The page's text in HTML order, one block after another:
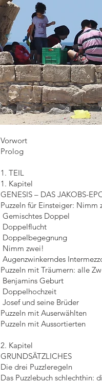
Vorwort
Prolog
1. TEIL
1. Kapitel
GENESIS – DAS JAKOBS-
Puzzeln für Einsteiger: Nimm
Gemischtes Doppel
Doppelflucht
Doppelbegegnung
Nimm zwei!
Augenzwinkerndes
Puzzeln mit Träumern: alle
Benjamins Geburt
Doppelhochzeit
Josef und seine Brüder
Puzzeln mit Auserwählten
Puzzeln mit Aussortierten
2. Kapitel
GRUNDSÄTZLICHES
Die drei Puzzleregeln
Das Puzzlebuch schlechthin: